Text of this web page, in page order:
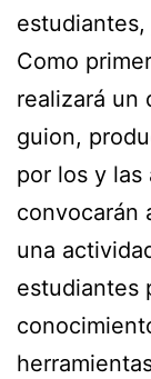
Como
realizará un
guion,
por los y las
convocarán
una
estudiantes